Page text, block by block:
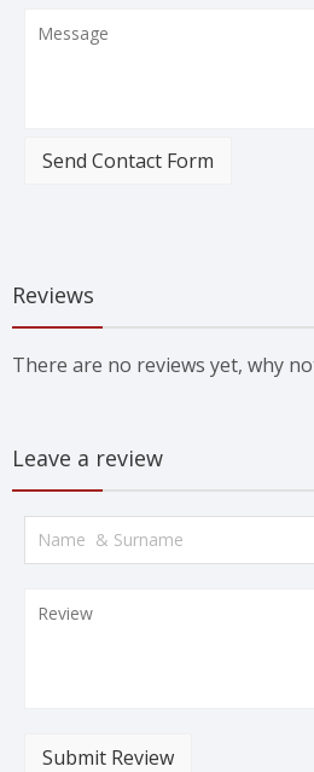
Send Contact Form
Reviews
There are no reviews yet, why
Leave a review
Submit Review